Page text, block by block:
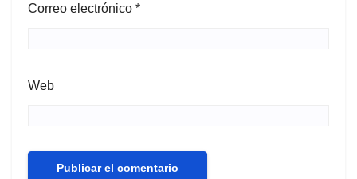
Correo electrónico *
Web